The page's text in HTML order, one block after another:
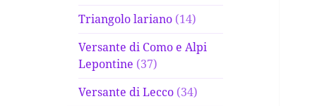
Triangolo lariano (14)
Versante di Como e Alpi
Lepontine (37)
Versante di Lecco (34)